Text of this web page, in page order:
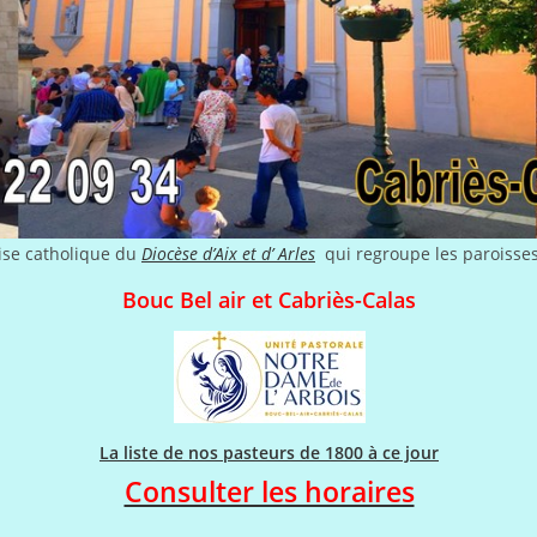
catholique du Diocèse d’Aix et d’ Arles qui regroupe les
Bouc Bel air et Cabriès-Calas
La liste de nos pasteurs de 1800 à ce jour
Consulter les horaires